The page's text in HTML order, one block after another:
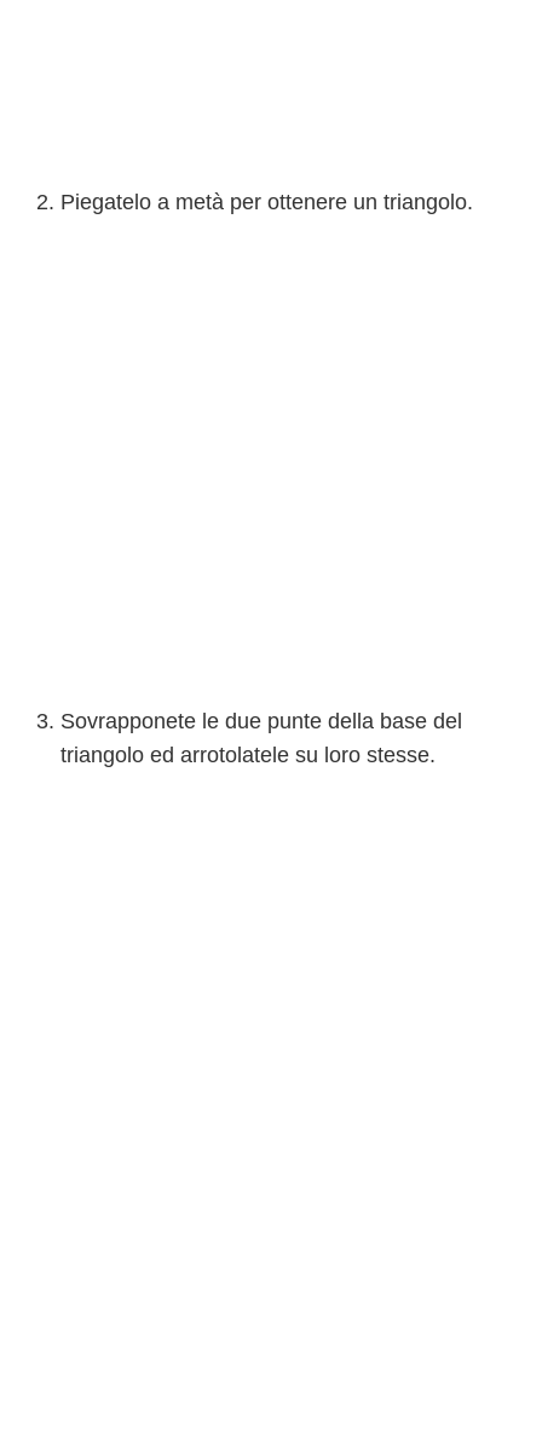
Piegatelo a metà per ottenere un triangolo.
Sovrapponete le due punte della base del
triangolo ed arrotolatele su loro stesse.